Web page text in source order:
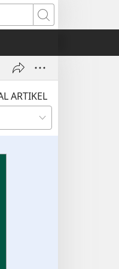
Zoeken
ARTIKEL